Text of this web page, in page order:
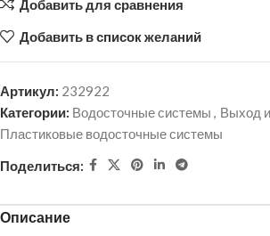
Добавить для сравнения
Добавить в список желаний
Артикул: 232922
Категории: Водосточные системы , Выход
Пластиковые водосточные системы
Поделиться:
Описание